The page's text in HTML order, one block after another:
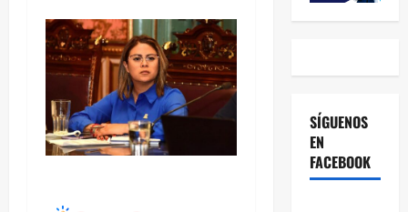
SÍGUENOS
EN
FACEBOOK